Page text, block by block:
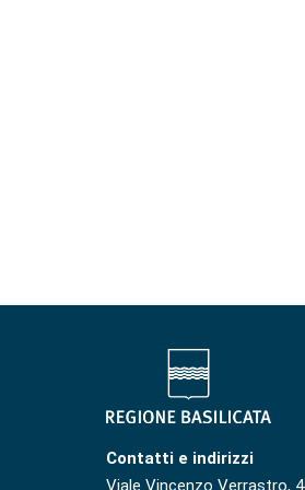
Contatti e indirizzi
Viale Vincenzo Verrastro, 4